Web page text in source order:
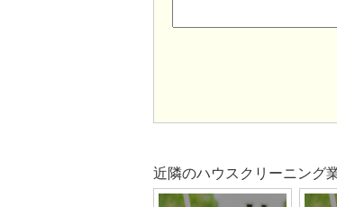
近隣のハウスクリーニング